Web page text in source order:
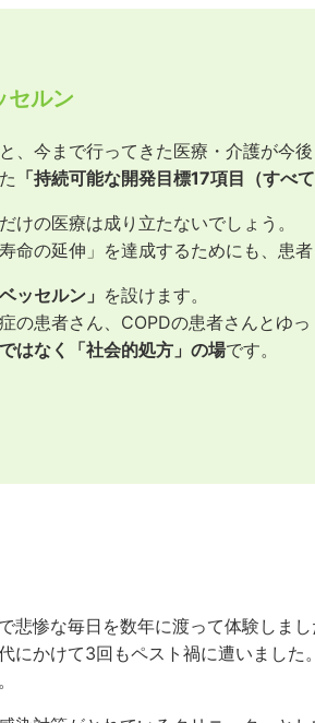
セルン
、今まで行ってきた医療・介護が今
「持続可能な開発目標17項目（すべ
けの医療は成り立たないでしょう。
命の延伸」を達成するためにも、患
ッセルン」 を設けます。
の患者さん、COPDの患者さんとゆ
はなく「社会的処方」の場です。
悲惨な毎日を数年に渡って体験しま
にかけて3回もペスト禍に遭いまし